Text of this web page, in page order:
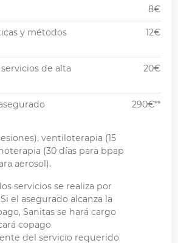
8€
y métodos
12€
de alta
20€
290€**
ventiloterapia (15
(30 días para bpap
aerosol).
servicios se realiza por
el asegurado alcanza la
Sanitas se hará cargo
copago
del servicio requerido